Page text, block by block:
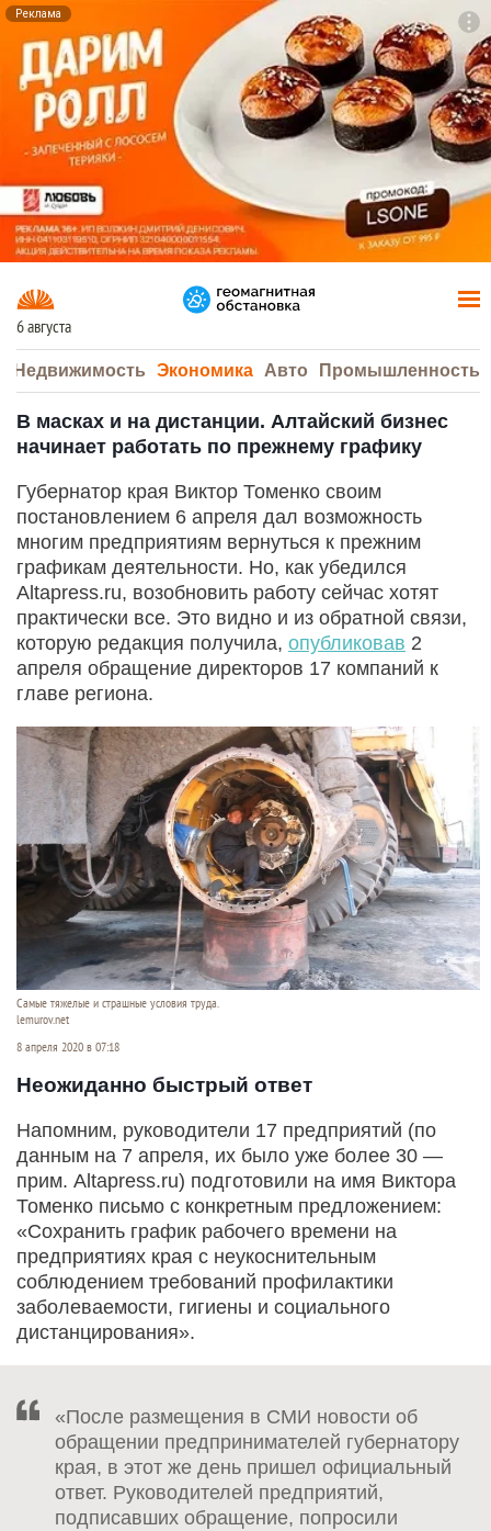
Реклама
6 августа
Недвижимость Экономика Авто Промышленность
В масках и на дистанции. Алтайский бизнес
начинает работать по прежнему графику
Губернатор края Виктор Томенко своим
постановлением 6 апреля дал возможность
многим предприятиям вернуться к прежним
графикам деятельности. Но, как убедился
Altapress.ru, возобновить работу сейчас хотят
практически все. Это видно и из обратной связи,
которую редакция получила, опубликовав 2
апреля обращение директоров 17 компаний к
главе региона.
Самые тяжелые и страшные условия труда.
lemurov.net
8 апреля 2020 в 07:18
Неожиданно быстрый ответ
Напомним, руководители 17 предприятий (по
данным на 7 апреля, их было уже более 30 —
прим. Altapress.ru) подготовили на имя Виктора
Томенко письмо с конкретным предложением:
«Сохранить график рабочего времени на
предприятиях края с неукоснительным
соблюдением требований профилактики
заболеваемости, гигиены и социального
дистанцирования».
«После размещения в СМИ новости об
обращении предпринимателей губернатору
края, в этот же день пришел официальный
ответ. Руководителей предприятий,
подписавших обращение, попросили